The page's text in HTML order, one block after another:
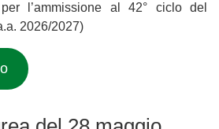
l’ammissione al 42° ciclo del
2026/2027)